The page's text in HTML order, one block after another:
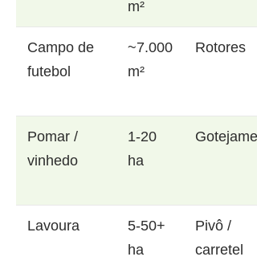
m²
Campo de
futebol
~7.000
m²
Rotores
Pomar /
vinhedo
1-20
ha
Lavoura
5-50+
ha
Pivô /
carretel